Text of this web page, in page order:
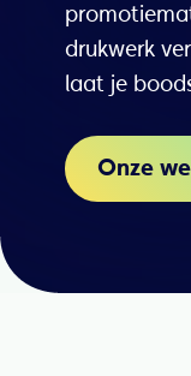
drukwerk
laat je
Onze